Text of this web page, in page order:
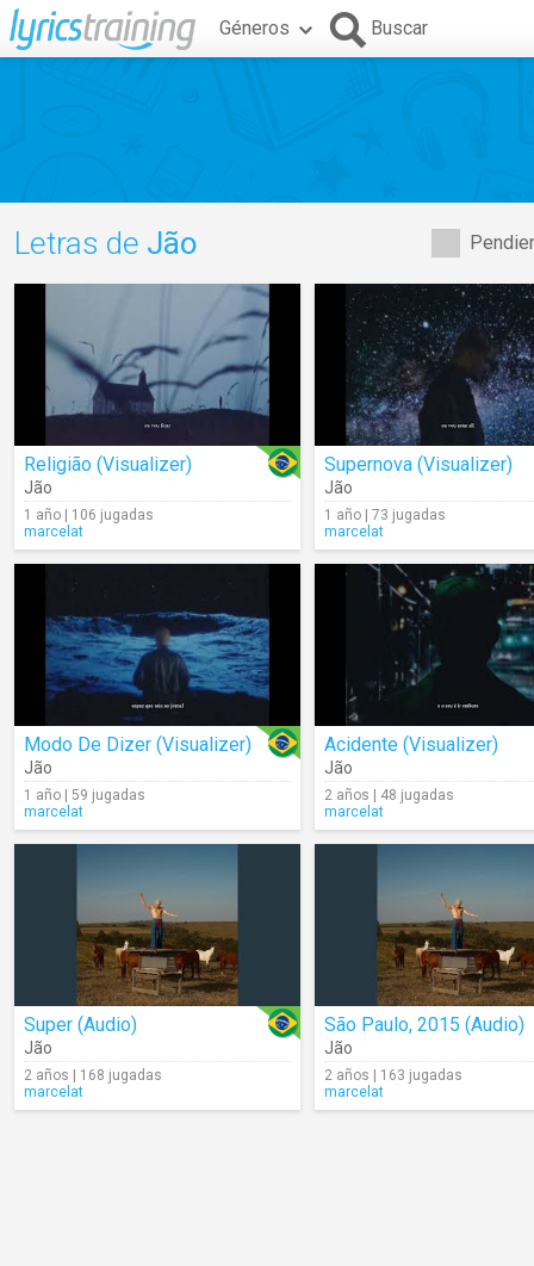
Géneros Buscar
Letras de Jão
Religião (Visualizer)
Jão
1 año | 106 jugadas
marcelat
Supernova (Visualizer)
Jão
1 año | 73 jugadas
marcelat
Modo De Dizer (Visualizer)
Jão
1 año | 59 jugadas
marcelat
Acidente (Visualizer)
Jão
2 años | 48 jugadas
marcelat
Super (Audio)
Jão
2 años | 168 jugadas
marcelat
São Paulo, 2015 (Audio)
Jão
2 años | 163 jugadas
marcelat